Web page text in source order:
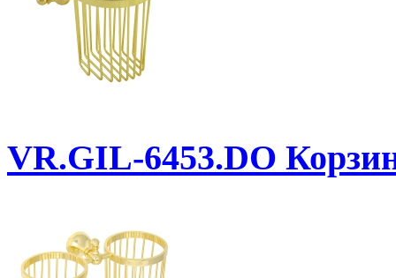
VR.GIL-6453.DO